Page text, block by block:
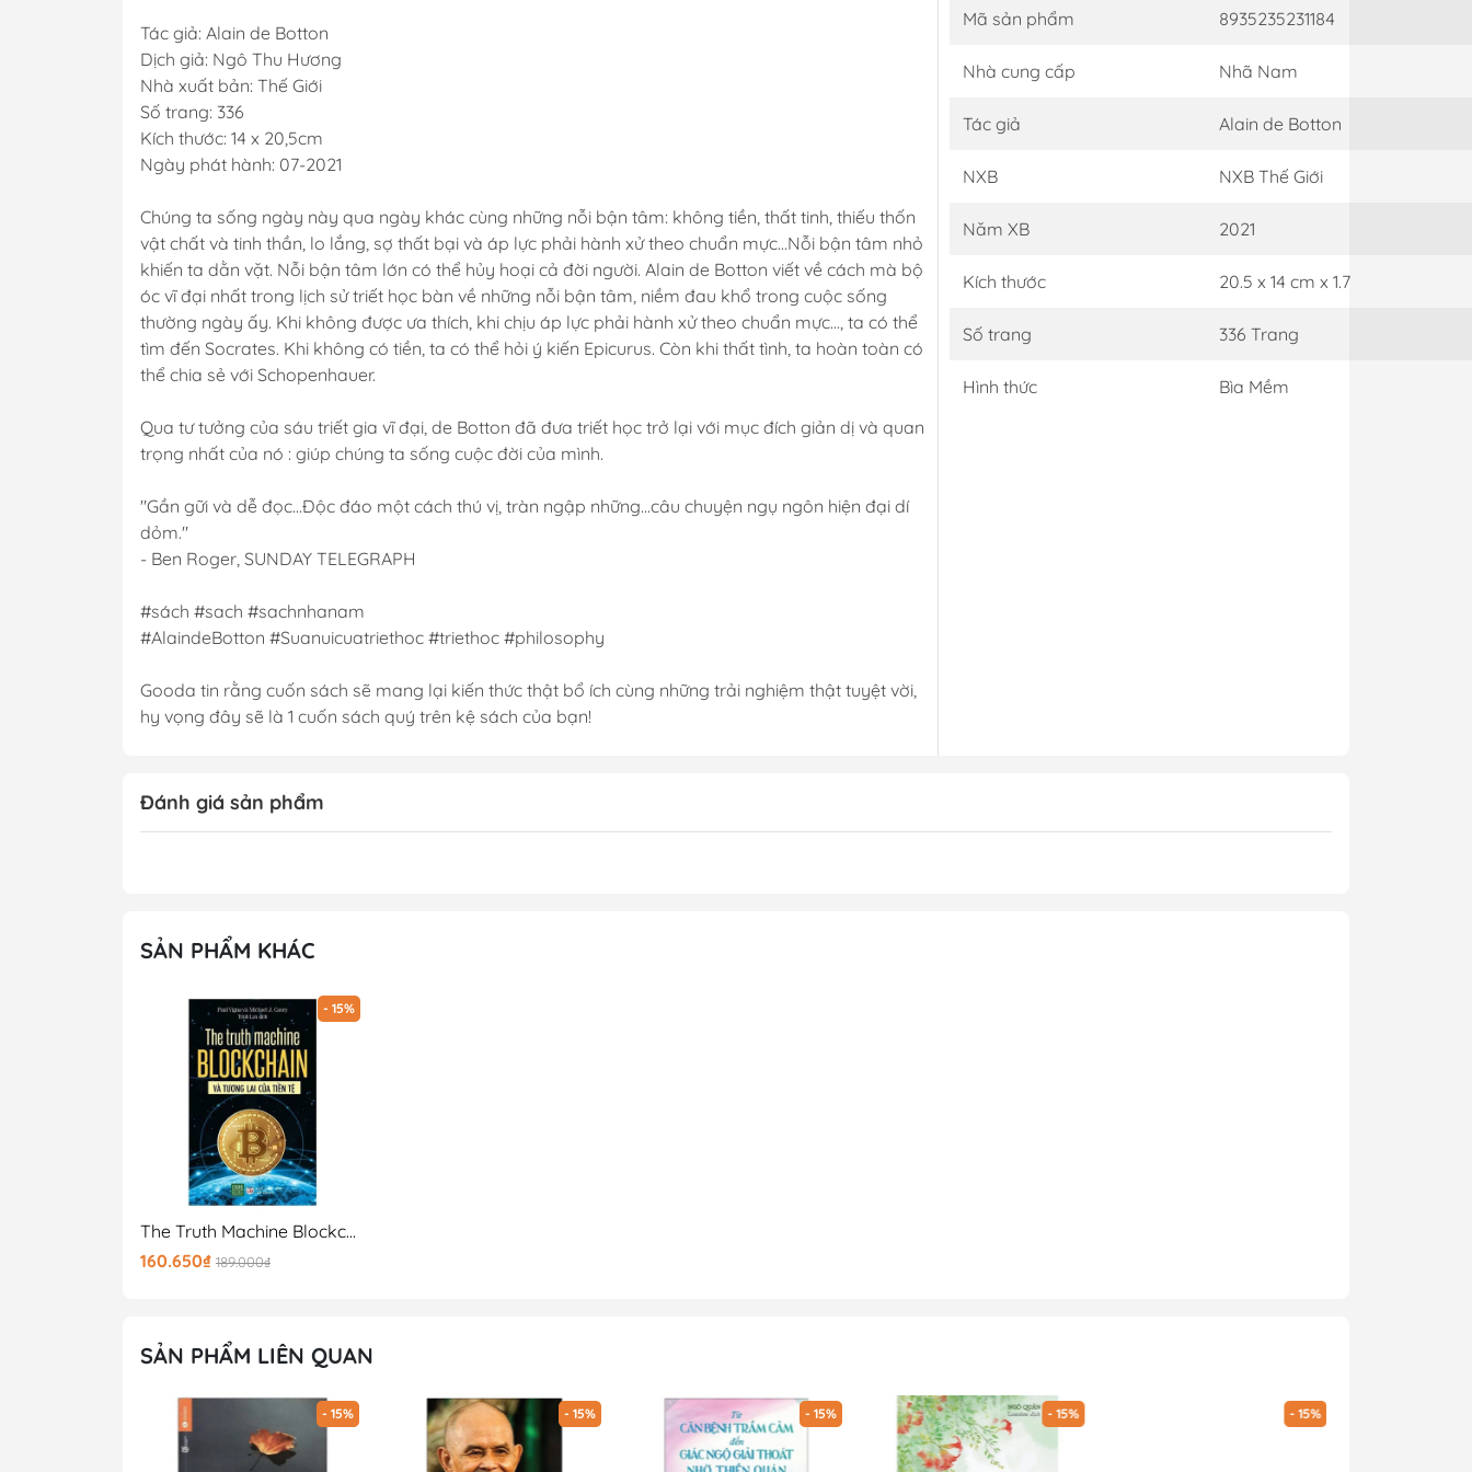
Tác giả: Alain de Botton
Dịch giả: Ngô Thu Hương
Nhà xuất bản: Thế Giới
Số trang: 336
Kích thước: 14 x 20,5cm
Ngày phát hành: 07-2021
Chúng ta sống ngày này qua ngày khác cùng những nỗi bận tâm: không tiền, thất tinh, thiếu thốn
vật chất và tinh thần, lo lắng, sợ thất bại và áp lực phải hành xử theo chuẩn mực...Nỗi bận tâm nhỏ
khiến ta dằn vặt. Nỗi bận tâm lớn có thể hủy hoại cả đời người. Alain de Botton viết về cách mà bộ
óc vĩ đại nhất trong lịch sử triết học bàn về những nỗi bận tâm, niềm đau khổ trong cuộc sống
thường ngày ấy. Khi không được ưa thích, khi chịu áp lực phải hành xử theo chuẩn mực..., ta có thể
tìm đến Socrates. Khi không có tiền, ta có thể hỏi ý kiến Epicurus. Còn khi thất tình, ta hoàn toàn có
thể chia sẻ với Schopenhauer.
Qua tư tưởng của sáu triết gia vĩ đại, de Botton đã đưa triết học trở lại với mục đích giản dị và quan
trọng nhất của nó : giúp chúng ta sống cuộc đời của mình.
"Gần gữi và dễ đọc...Độc đáo một cách thú vị, tràn ngập những...câu chuyện ngụ ngôn hiện đại dí
dỏm."
- Ben Roger, SUNDAY TELEGRAPH
#sách #sach #sachnhanam
#AlaindeBotton #Suanuicuatriethoc #triethoc #philosophy
Gooda tin rằng cuốn sách sẽ mang lại kiến thức thật bổ ích cùng những trải nghiệm thật tuyệt vời,
hy vọng đây sẽ là 1 cuốn sách quý trên kệ sách của bạn!
Mã sản phẩm 8935235231184
Nhà cung cấp Nhã Nam
Tác giả Alain de Botton
NXB NXB Thế Giới
Năm XB 2021
Kích thước 20.5 x 14 cm x 1.7
Số trang 336 Trang
Hình thức Bìa Mềm
Đánh giá sản phẩm
SẢN PHẨM KHÁC
- 15%
The Truth Machine Blockchain Và Tương Lai Của Tiền Tệ
160.650₫ 189.000₫
SẢN PHẨM LIÊN QUAN
- 15% - 15% - 15% - 15% - 15%